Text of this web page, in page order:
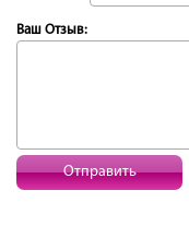
Ваш Отзыв:
Отправить